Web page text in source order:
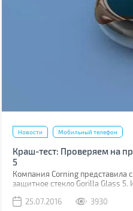
Новости Мобильный телефон
Краш-тест: Проверяем на
5
Компания Corning
защитное стекло Gorilla Glass
Как правило, большинство из
25.07.2016 3930